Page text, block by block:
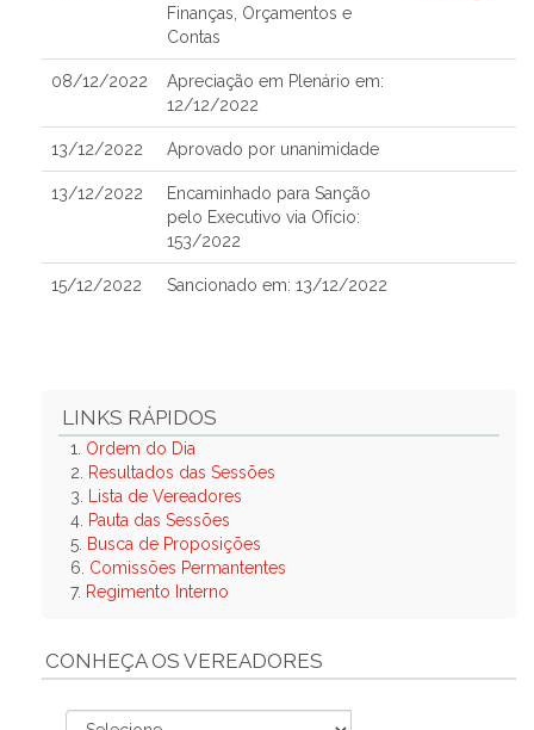
Finanças, Orçamentos e
Contas
08/12/2022
Apreciação em Plenário em:
12/12/2022
13/12/2022 Aprovado por unanimidade
13/12/2022
Encaminhado para Sanção
pelo Executivo via Ofício:
153/2022
15/12/2022 Sancionado em: 13/12/2022
LINKS RÁPIDOS
1. Ordem do Dia
2.
Resultados das Sessões
3.
Lista de Vereadores
4. Pauta das Sessões
5. Busca de Proposições
6. Comissões Permantentes
7. Regimento Interno
CONHEÇA OS VEREADORES